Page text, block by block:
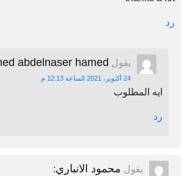
رد
يقول abdelnaser hamed
24 أكتوبر، 2021 الساعة 12:13 م
ايه المطلوب
رد
يقول محمود الانباري: